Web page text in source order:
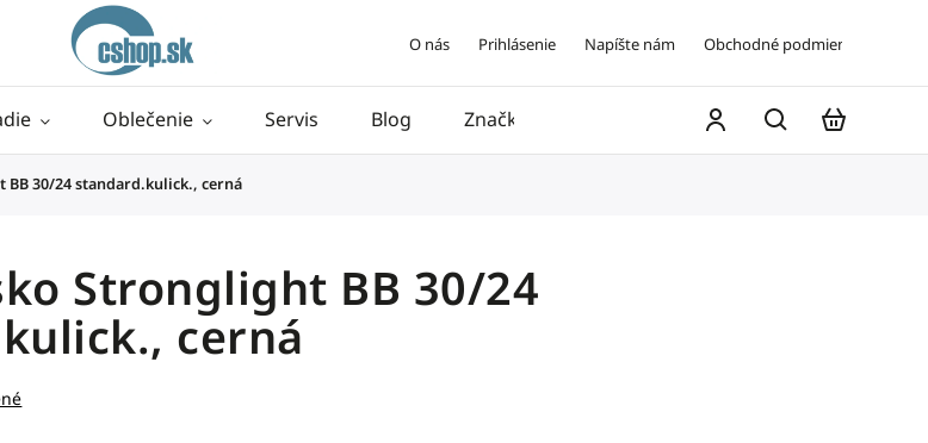
O nás Prihlásenie Napíšte nám Obchodné podmienky
Oblečenie Servis Blog Značky
30/24 standard.kulick., cerná
Stronglight BB 30/24
cerná